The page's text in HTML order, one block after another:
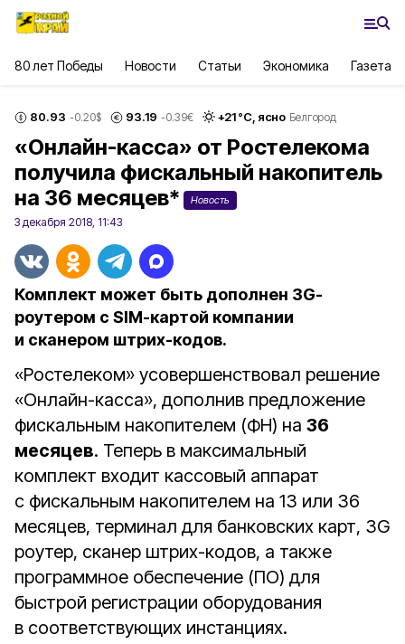
80 лет Победы Новости Статьи Экономика Газета
80.93 -0.20$ 93.19 -0.39€ +21°С, ясно Белгород
«Онлайн-касса» от Ростелекома
получила фискальный накопитель
на 36 месяцев*
Новость
3 декабря 2018, 11:43
Комплект может быть дополнен 3G-
роутером с SIM-картой компании
и сканером штрих-кодов.
«Ростелеком» усовершенствовал решение
«Онлайн-касса», дополнив предложение
фискальным накопителем (ФН) на 36
месяцев. Теперь в максимальный
комплект входит кассовый аппарат
с фискальным накопителем на 13 или 36
месяцев, терминал для банковских карт, 3G
роутер, сканер штрих-кодов, а также
программное обеспечение (ПО) для
быстрой регистрации оборудования
в соответствующих инстанциях.